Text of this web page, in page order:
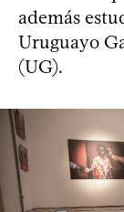
además
Uruguayo
(UG).